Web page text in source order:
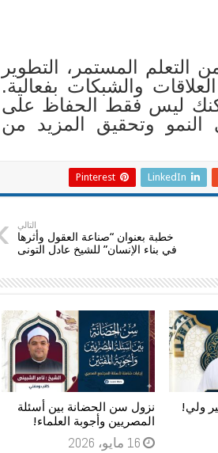
المستمر، التطوير
والشبكات بفعالية.
ليس فقط الحفاظ على
النمو وتحقيق المزيد من
LinkedIn
Pinterest
التالي
خطبة بعنوان “صناعة العقول وأثرها
في بناء الإنسان” للشيخ عادل التونى
ولي!
نزول سن الحضانة بين أسئلة
المصريين وأجوبة العلماء!
16 مايو، 2026